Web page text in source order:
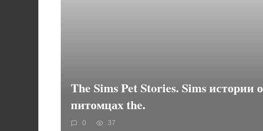
The Sims Pet Stories. Sims истории о
питомцах the.
0 37